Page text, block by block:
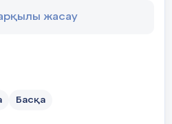
қатынасында мұғалім
болды. Ал қазіргі
бұл модель
оята
креативтілік және
жасау
Басқа